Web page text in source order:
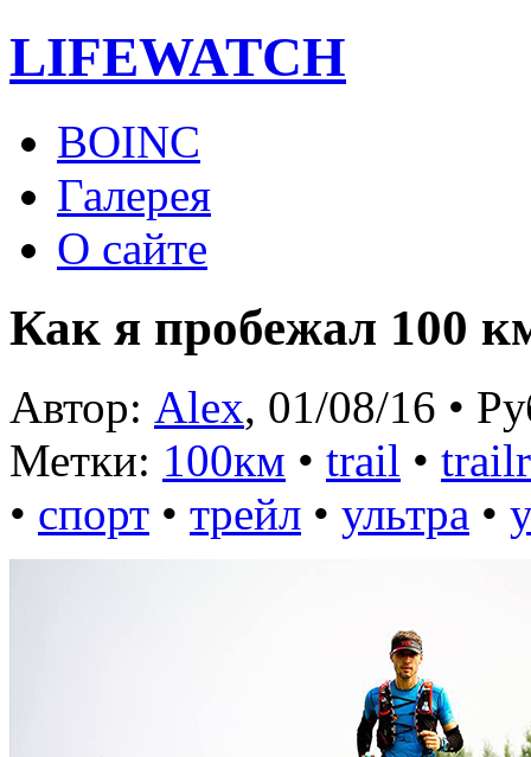
LIFEWATCH
BOINC
Галерея
О сайте
Как я пробежал 100
Автор: Alex, 01/08/16 •
Метки: 100км • trail •
• спорт • трейл • ультра •